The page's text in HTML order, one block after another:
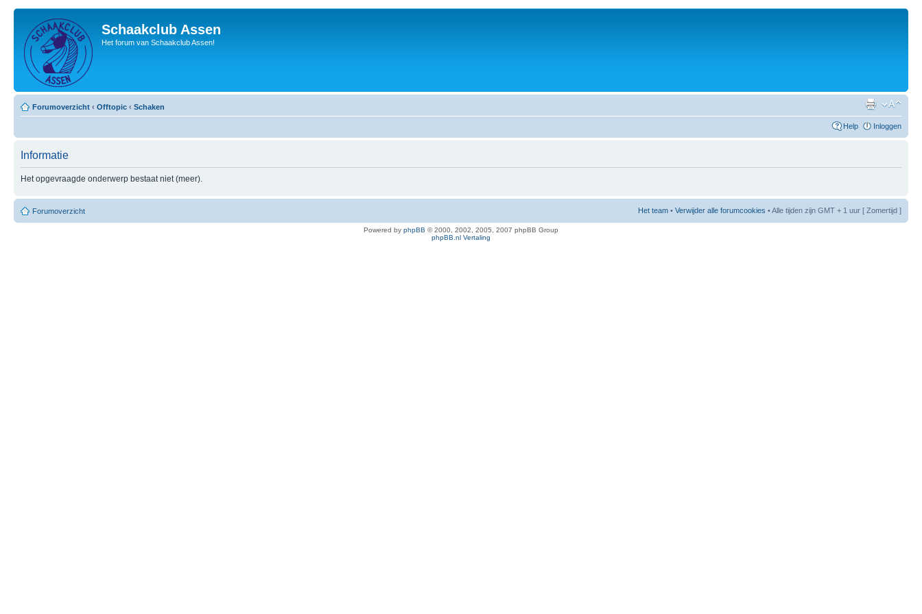
Schaakclub Assen
Het forum van Schaakclub Assen!
Forumoverzicht ‹ Offtopic ‹ Schaken
Help Inloggen
Informatie
Het opgevraagde onderwerp bestaat niet (meer).
Forumoverzicht Het team • Verwijder alle forumcookies • Alle tijden zijn GMT + 1 uur [ Zomertijd ]
Powered by phpBB © 2000, 2002, 2005, 2007 phpBB Group
phpBB.nl Vertaling